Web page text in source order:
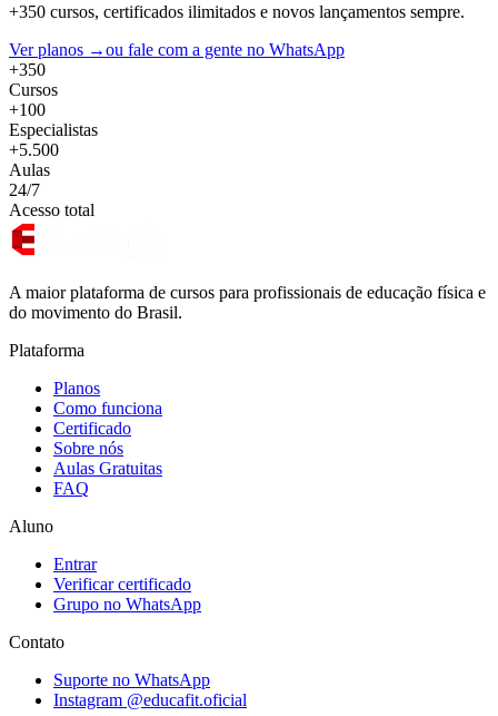
+350 cursos, certificados ilimitados e novos lançamentos sempre.
Ver planos →ou fale com a gente no WhatsApp
+350
Cursos
+100
Especialistas
+5.500
Aulas
24/7
Acesso total
A maior plataforma de cursos para profissionais de educação física e
do movimento do Brasil.
Plataforma
Planos
Como funciona
Certificado
Sobre nós
Aulas Gratuitas
FAQ
Aluno
Entrar
Verificar certificado
Grupo no WhatsApp
Contato
Suporte no WhatsApp
Instagram @educafit.oficial